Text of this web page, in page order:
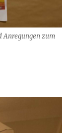
Anregungen zum